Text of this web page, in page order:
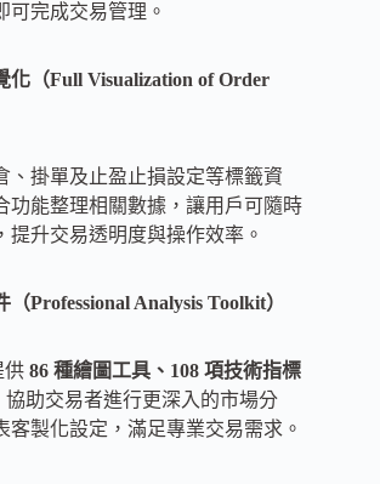
可完成交易管理。
化（Full Visualization of Order
、掛單及止盈止損設定等標籤資
功能整理相關數據，讓用戶可隨時
提升交易透明度與操作效率。
Professional Analysis Toolkit）
供 86 種繪圖工具、108 項技術指標
協助交易者進行更深入的市場分
客製化設定，滿足專業交易需求。